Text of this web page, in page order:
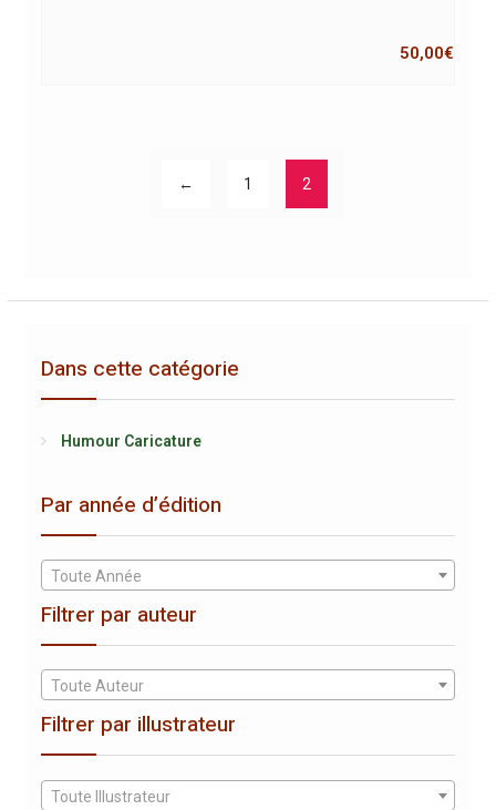
50,00€
← 1 2
Dans cette catégorie
Humour Caricature
Par année d’édition
Toute Année
Filtrer par auteur
Toute Auteur
Filtrer par illustrateur
Toute Illustrateur